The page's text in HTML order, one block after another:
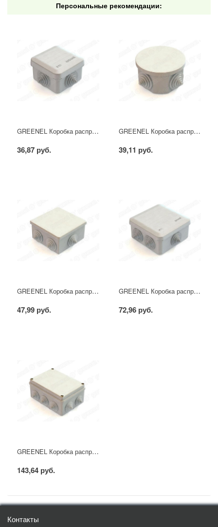
Персональные рекомендации:
GREENEL Коробка распределительная наружного монтажа 70х70х40мм, IP55, 4 гермоввода (112шт)
36,87 руб.
GREENEL Коробка распределительная наружного монтажа D75х40мм, IP44, 4 гермоввода (60шт)
39,11 руб.
GREENEL Коробка распределительная наружного монтажа 85х85х40мм, 6 гермовводов, IP44 (60шт)
47,99 руб.
GREENEL Коробка распределительная наружного монтажа 100х100х50мм, IP55, 6 гермовводов, защелкивающаяся крышка, (48шт)
72,96 руб.
GREENEL Коробка распределительная наружного монтажа 150х110х70мм, IP55, 10 гермовводов (30шт)
143,64 руб.
Контакты